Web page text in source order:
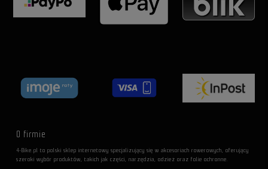
O firmie
4-Bike.pl to polski sklep internetowy specjalizujący się w akcesoriach rowerowych, oferujący
szeroki wybór produktów, takich jak części, narzędzia, odzież oraz folie ochronne.